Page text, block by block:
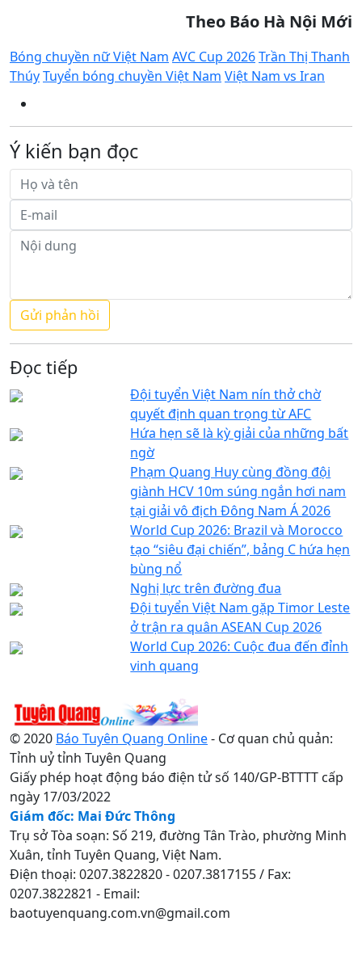
Theo Báo Hà Nội Mới
Bóng chuyền nữ Việt Nam AVC Cup 2026Trần Thị Thanh
ThúyTuyển bóng chuyền Việt Nam Việt Nam vs Iran
Ý kiến bạn đọc
Đọc tiếp
Đội tuyển Việt Nam nín thở chờ
quyết định quan trọng từ AFC
Hứa hẹn sẽ là kỳ giải của những bất
ngờ
Phạm Quang Huy cùng đồng đội
giành HCV 10m súng ngắn hơi nam
tại giải vô địch Đông Nam Á 2026
World Cup 2026: Brazil và Morocco
tạo “siêu đại chiến”, bảng C hứa hẹn
bùng nổ
Nghị lực trên đường đua
Đội tuyển Việt Nam gặp Timor Leste
ở trận ra quân ASEAN Cup 2026
World Cup 2026: Cuộc đua đến đỉnh
vinh quang
© 2020 Báo Tuyên Quang Online- Cơ quan chủ quản:
Tỉnh uỷ tỉnh Tuyên Quang
Giấy phép hoạt động báo điện tử số 140/GP-BTTTT cấp
ngày 17/03/2022
Giám đốc: Mai Đức Thông
Trụ sở Tòa soạn: Số 219, đường Tân Trào, phường Minh
Xuân, tỉnh Tuyên Quang, Việt Nam.
Điện thoại: 0207.3822820 - 0207.3817155 / Fax:
0207.3822821 - Email:
baotuyenquang.com.vn@gmail.com